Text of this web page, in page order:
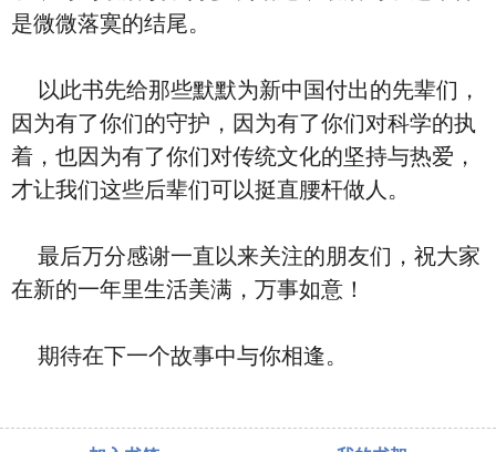
是微微落寞的结尾。
以此书先给那些默默为新中国付出的先辈们，
因为有了你们的守护，因为有了你们对科学的执
着，也因为有了你们对传统文化的坚持与热爱，
才让我们这些后辈们可以挺直腰杆做人。
最后万分感谢一直以来关注的朋友们，祝大家
在新的一年里生活美满，万事如意！
期待在下一个故事中与你相逢。